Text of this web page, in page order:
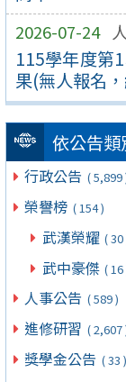
2026-07-24
115學年度第
果(無人報名
依公告類
行政公告 ( 5,899
榮譽榜 ( 154 )
武漢榮耀 ( 30
武中豪傑 ( 16
人事公告 ( 589 )
進修研習 ( 2,607
獎學金公告 ( 33 )